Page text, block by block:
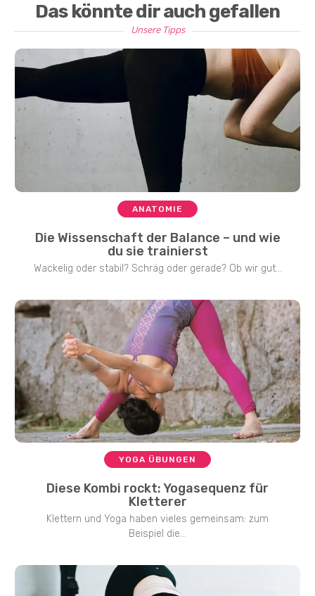
Das könnte dir auch gefallen
Unsere Tipps
ANATOMIE
Die Wissenschaft der Balance – und wie
du sie trainierst
Wackelig oder stabil? Schräg oder gerade? Ob wir gut...
YOGA ÜBUNGEN
Diese Kombi rockt: Yogasequenz für
Kletterer
Klettern und Yoga haben vieles gemeinsam: zum
Beispiel die...